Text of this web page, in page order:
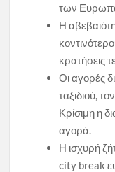
των
Η
κρατήσεις
Οι αγορές
ταξιδιού,
Κρίσιμη η
αγορά.
Η ισχυρή
city break